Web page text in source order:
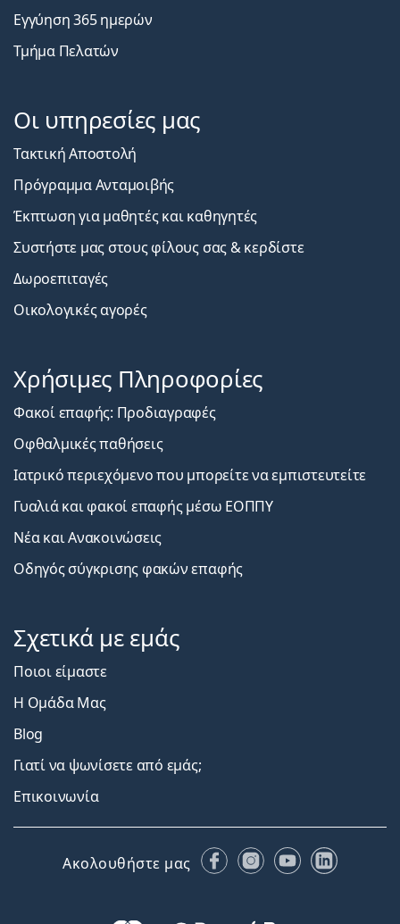
Εγγύηση 365 ημερών
Τμήμα Πελατών
Οι υπηρεσίες μας
Τακτική Αποστολή
Πρόγραμμα Ανταμοιβής
Έκπτωση για μαθητές και καθηγητές
Συστήστε μας στους φίλους σας & κερδίστε
Δωροεπιταγές
Οικολογικές αγορές
Χρήσιμες Πληροφορίες
Φακοί επαφής: Προδιαγραφές
Οφθαλμικές παθήσεις
Ιατρικό περιεχόμενο που μπορείτε να εμπιστευτείτε
Γυαλιά και φακοί επαφής μέσω ΕΟΠΠΥ
Νέα και Ανακοινώσεις
Οδηγός σύγκρισης φακών επαφής
Σχετικά με εμάς
Ποιοι είμαστε
Η Ομάδα Μας
Blog
Γιατί να ψωνίσετε από εμάς;
Επικοινωνία
Ακολουθήστε μας FacebookInstagram
YouTubeLinkedIn